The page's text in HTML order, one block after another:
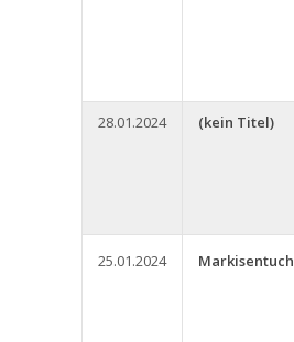
28.01.2024 (kein Titel)
25.01.2024 Markisentuch